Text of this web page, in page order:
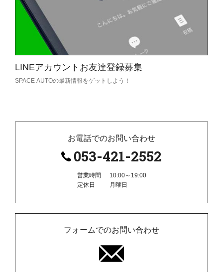
LINEアカウント お友達登録募集
SPACE AUTOの最新情報をゲットしよう！
お電話でのお問い合わせ
053-421-2552
営業時間
10:00～19:00
定休日
月曜日
フォームでのお問い合わせ